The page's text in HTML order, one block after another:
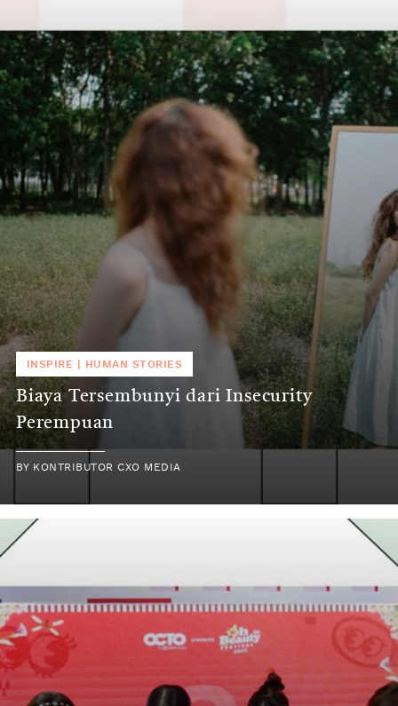
INSPIRE HUMAN STORIES
Biaya Tersembunyi dari Insecurity
Perempuan
BY KONTRIBUTOR CXO MEDIA